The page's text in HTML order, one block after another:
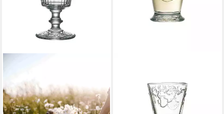
Verkostungsgläser 400 ml
6er Set, 6-tlg., Glas
ab 45,05 €
250 ml 6er Set, 6-tlg., Glas
ab 38,65 €
lieferbar - in 9-11 Werktagen bei